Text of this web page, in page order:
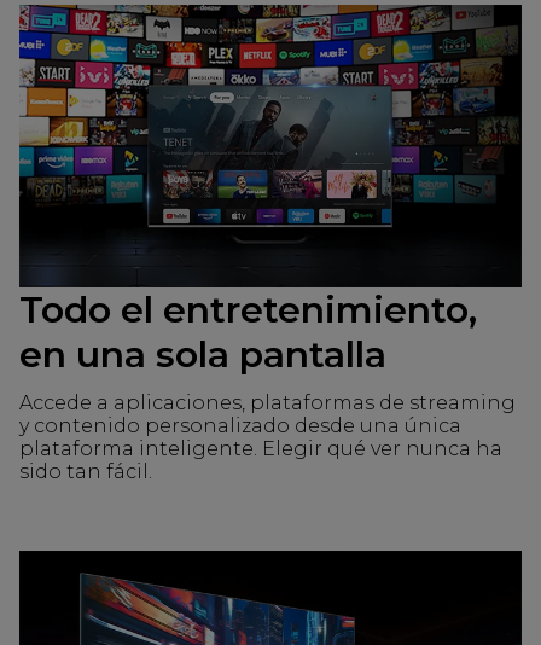
Todo el entretenimiento,
en una sola pantalla
Accede a aplicaciones, plataformas de streaming
y contenido personalizado desde una única
plataforma inteligente. Elegir qué ver nunca ha
sido tan fácil.